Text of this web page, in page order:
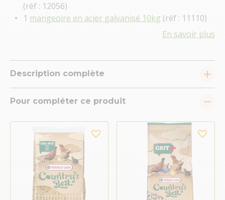
(réf : 12056)
1 mangeoire en acier galvanisé 10kg (réf : 11110)
En savoir plus
Description complète
Pour compléter ce produit